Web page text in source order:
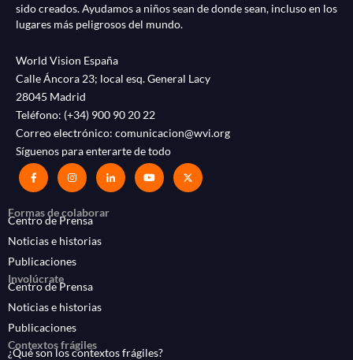
sido creados. Ayudamos a niños sean de donde sean, incluso en los
lugares más peligrosos del mundo.
World Vision España
Calle Áncora 23; local esq. General Lacy
28045 Madrid
Teléfono: (+34) 900 90 20 22
Correo electrónico: comunicacion@wvi.org
Síguenos para enterarte de todo
Formas de colaborar
Centro de Prensa
Noticias e historias
Publicaciones
Involúcrate
Centro de Prensa
Noticias e historias
Publicaciones
Contextos frágiles
¿Qué son los contextos frágiles?